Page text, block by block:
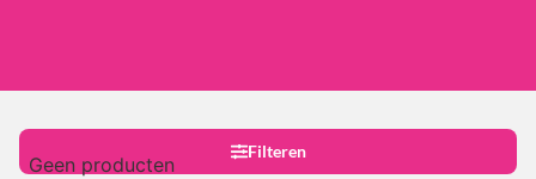
Filteren
Geen producten